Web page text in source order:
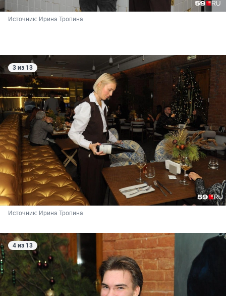
Источник: Ирина Тропина
3 из 13
Источник: Ирина Тропина
4 из 13